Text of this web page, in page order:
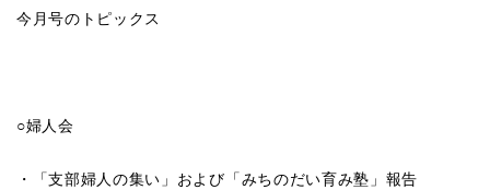
今月号のトピックス
○婦人会
・「支部婦人の集い」および「みちのだい育み塾」報告